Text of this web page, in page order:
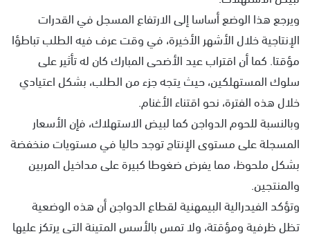
ويرجع هذا الوضع أساسا إلى الارتفاع المسجل في القدرات
الإنتاجية خلال الأشهر الأخيرة، في وقت عرف فيه الطلب تباطؤا
مؤقتا. كما أن اقتراب عيد الأضحى المبارك كان له تأثير على
سلوك المستهلكين، حيث يتجه جزء من الطلب، بشكل اعتيادي
خلال هذه الفترة، نحو اقتناء الأغنام.
وبالنسبة للحوم الدواجن كما لبيض الاستهلاك، فإن الأسعار
المسجلة على مستوى الإنتاج توجد حاليا في مستويات منخفضة
بشكل ملحوظ، مما يفرض ضغوطا كبيرة على مداخيل المربين
والمنتجين.
وتؤكد الفيدرالية البيمهنية لقطاع الدواجن أن هذه الوضعية
تظل ظرفية ومؤقتة، ولا تمس بالأسس المتينة التي يرتكز عليها